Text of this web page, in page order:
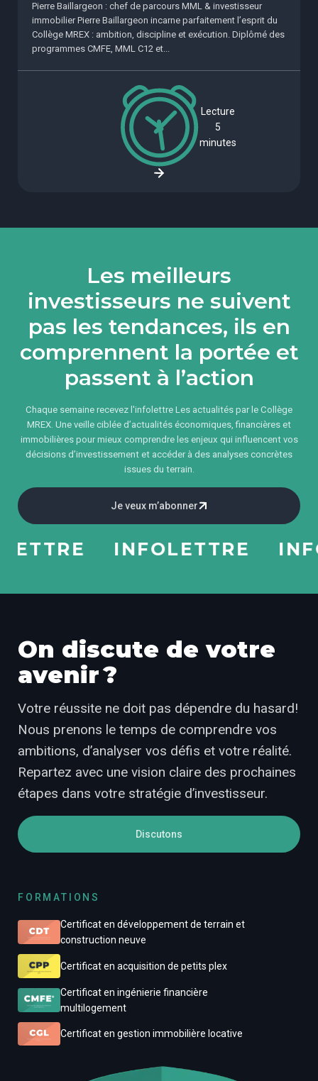
Pierre Baillargeon : chef de parcours MML & investisseur
immobilier Pierre Baillargeon incarne parfaitement l’esprit du
Collège MREX : ambition, discipline et exécution. Diplômé des
programmes CMFE, MML C12 et...
Lecture
5
minutes
Les meilleurs
investisseurs ne suivent
pas les tendances, ils en
comprennent la portée et
passent à l’action
Chaque semaine recevez l'infolettre Les actualités par le Collège
MREX. Une veille ciblée d’actualités économiques, financières et
immobilières pour mieux comprendre les enjeux qui influencent vos
décisions d’investissement et accéder à des analyses concrètes
issues du terrain.
Je veux m’abonner
INFOLETTRE
On discute de votre
avenir ?
Votre réussite ne doit pas dépendre du hasard!
Nous prenons le temps de comprendre vos
ambitions, d’analyser vos défis et votre réalité.
Repartez avec une vision claire des prochaines
étapes dans votre stratégie d’investisseur.
Discutons
FORMATIONS
Certificat en développement de terrain et
construction neuve
Certificat en acquisition de petits plex
Certificat en ingénierie financière
multilogement
Certificat en gestion immobilière locative